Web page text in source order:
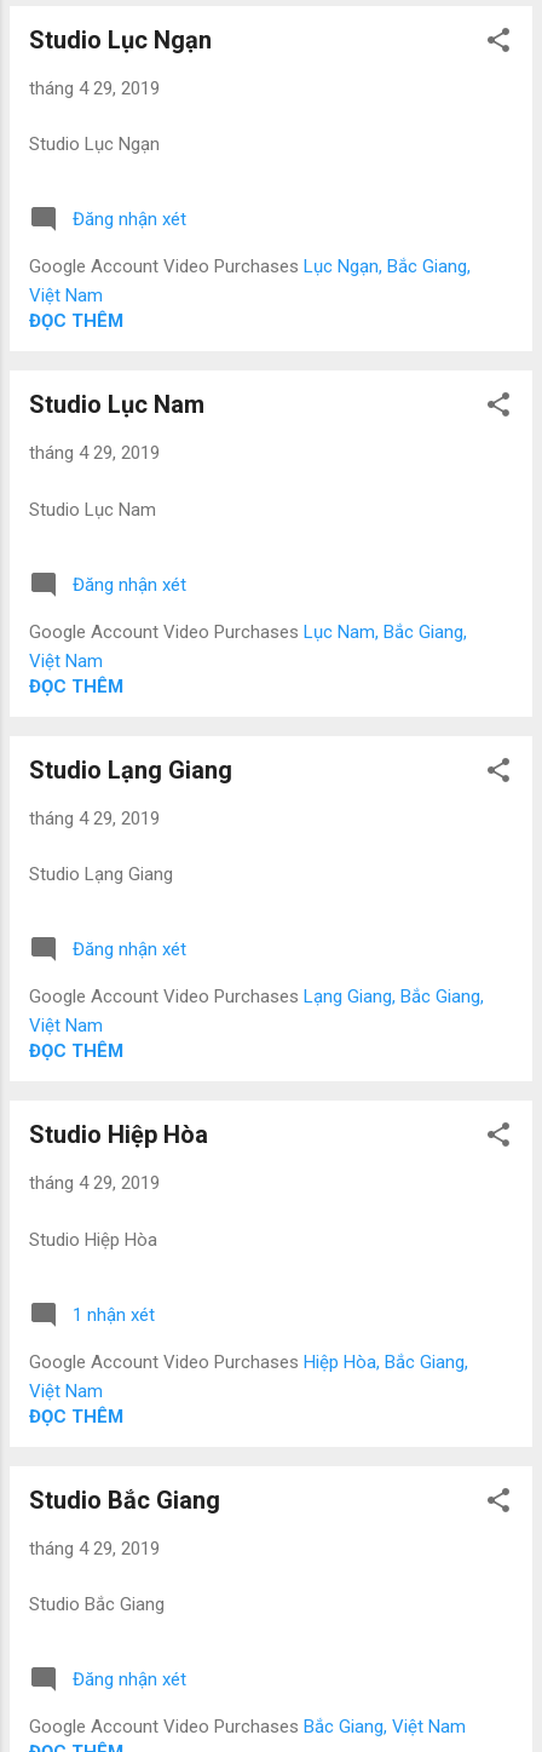
Studio Lục Ngạn
tháng 4 29, 2019
Studio Lục Ngạn
Đăng nhận xét
Google Account Video Purchases Lục Ngạn, Bắc Giang,
Việt Nam
ĐỌC THÊM
Studio Lục Nam
tháng 4 29, 2019
Studio Lục Nam
Đăng nhận xét
Google Account Video Purchases Lục Nam, Bắc Giang,
Việt Nam
ĐỌC THÊM
Studio Lạng Giang
tháng 4 29, 2019
Studio Lạng Giang
Đăng nhận xét
Google Account Video Purchases Lạng Giang, Bắc Giang,
Việt Nam
ĐỌC THÊM
Studio Hiệp Hòa
tháng 4 29, 2019
Studio Hiệp Hòa
1 nhận xét
Google Account Video Purchases Hiệp Hòa, Bắc Giang,
Việt Nam
ĐỌC THÊM
Studio Bắc Giang
tháng 4 29, 2019
Studio Bắc Giang
Đăng nhận xét
Google Account Video Purchases Bắc Giang, Việt Nam